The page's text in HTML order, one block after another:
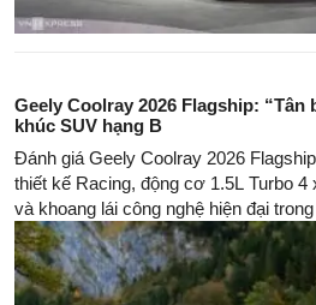
Geely Coolray 2026 Flagship:
khúc SUV hạng B
Đánh giá Geely Coolray 2026
thiết kế Racing, động cơ 1.5L Turbo 4
và khoang lái công nghệ hiện đại